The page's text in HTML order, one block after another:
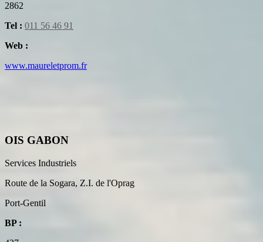
2862
Tel : 011 56 46 91
Web :
www.maureletprom.fr
OIS GABON
Services Industriels
Route de la Sogara, Z.I. de l'Oprag
Port-Gentil
BP :